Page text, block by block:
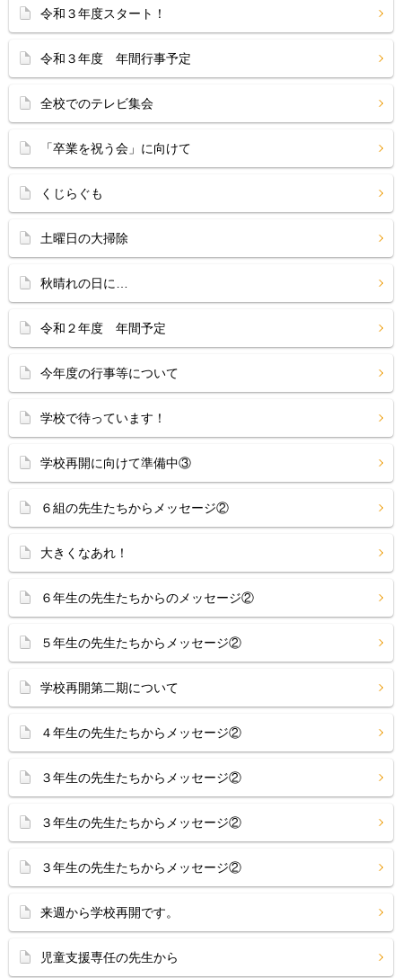
令和３年度スタート！
令和３年度 年間行事予定
全校でのテレビ集会
「卒業を祝う会」に向けて
くじらぐも
土曜日の大掃除
秋晴れの日に…
令和２年度 年間予定
今年度の行事等について
学校で待っています！
学校再開に向けて準備中③
６組の先生たちからメッセージ②
大きくなあれ！
６年生の先生たちからのメッセージ②
５年生の先生たちからメッセージ②
学校再開第二期について
４年生の先生たちからメッセージ②
３年生の先生たちからメッセージ②
３年生の先生たちからメッセージ②
３年生の先生たちからメッセージ②
来週から学校再開です。
児童支援専任の先生から